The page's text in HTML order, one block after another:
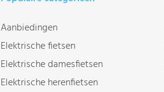
Aanbiedingen
Elektrische fietsen
Elektrische damesfietsen
Elektrische herenfietsen